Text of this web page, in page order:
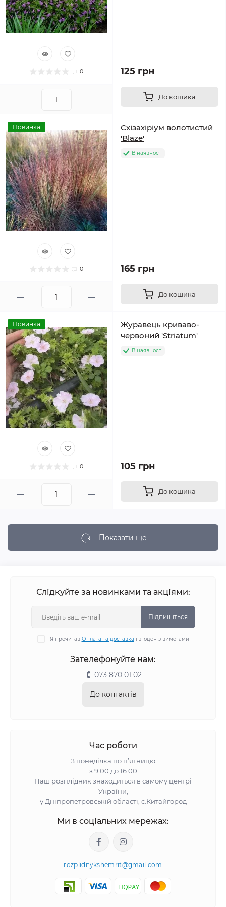
0 125 грн
До кошика
Новинка
0
Схізахіріум волотистий
'Blaze'
В наявності
165 грн
До кошика
Новинка
0
Журавець криваво-
червоний 'Striatum'
В наявності
105 грн
До кошика
Показати ще
Слідкуйте за новинками та акціями:
Підпишіться
Я прочитав Оплата та доставка і згоден з вимогами
Зателефонуйте нам:
073 870 01 02
До контактів
Час роботи
З понеділка по п’ятницю
з 9:00 до 16:00
Наш розплідник знаходиться в самому центрі
України,
у Дніпропетровській області, с.Китайгород
Ми в соціальних мережах:
rozplidnykshemrit@gmail.com